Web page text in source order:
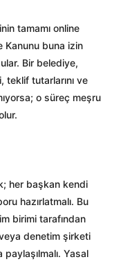
tamamı online
Kanunu buna izin
Bir belediye,
teklif tutarlarını ve
o süreç meşru
her başkan kendi
hazırlatmalı. Bu
birimi tarafından
denetim şirketi
Yasal